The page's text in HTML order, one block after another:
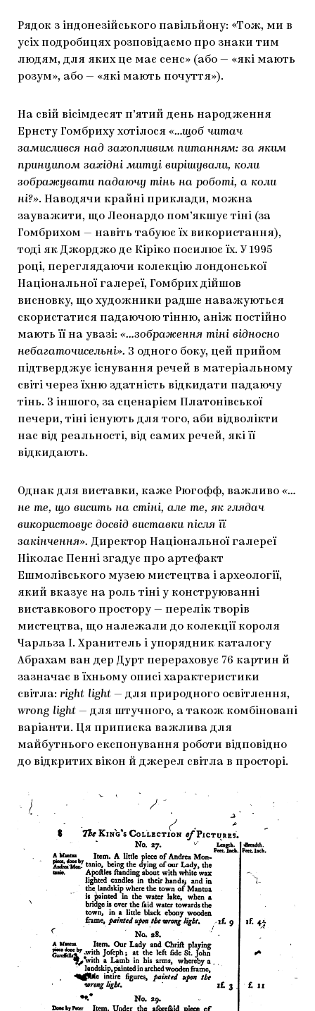
Рядок з індонезійського павільйону: «Тож, ми в
усіх подробицях розповідаємо про знаки тим
людям, для яких це має сенс» (або — «які мають
розум», або — «які мають почуття»).
На свій вісімдесят п’ятий день народження
Ернсту Гомбриху хотілося «…щоб читач
замислився над захопливим питанням: за яким
принципом західні митці вирішували, коли
зображувати падаючу тінь на роботі, а коли
ні?». Наводячи крайні приклади, можна
зауважити, що Леонардо пом’якшує тіні (за
Гомбрихом — навіть табуює їх використання),
тоді як Джорджо де Кіріко посилює їх. У 1995
році, переглядаючи колекцію лондонської
Національної галереї, Гомбрих дійшов
висновку, що художники радше наважуються
скористатися падаючою тінню, аніж постійно
мають її на увазі: «…зображення тіні відносно
небагаточисельні». З одного боку, цей прийом
підтверджує існування речей в матеріальному
світі через їхню здатність відкидати падаючу
тінь. З іншого, за сценарієм Платонівської
печери, тіні існують для того, аби відволікти
нас від реальності, від самих речей, які її
відкидають.
Однак для виставки, каже Рюгофф, важливо «…
не те, що висить на стіні, але те, як глядач
використовує досвід виставки після її
закінчення». Директор Національної галереї
Ніколас Пенні згадує про артефакт
Ешмолівського музею мистецтва і археології,
який вказує на роль тіні у конструюванні
виставкового простору — перелік творів
мистецтва, що належали до колекції короля
Чарльза I. Хранитель і упорядник каталогу
Абрахам ван дер Дурт перераховує 76 картин й
зазначає в їхньому описі характеристики
світла: right light — для природного освітлення,
wrong light — для штучного, а також комбіновані
варіанти. Ця приписка важлива для
майбутнього експонування роботи відповідно
до відкритих вікон й джерел світла в просторі.